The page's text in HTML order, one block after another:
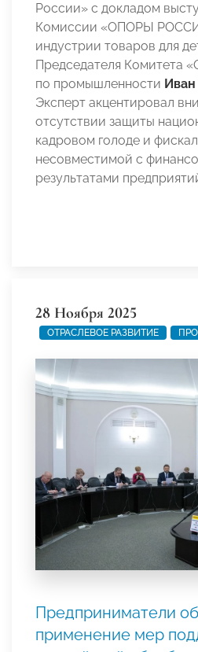
России» с докладом
Комиссии «ОПОРЫ
индустрии товаров для
Председателя
по промышленности
Эксперт акцентировал
отсутствии защиты
кадровом голоде и
несовместимой с
результатами
28 Ноября 2025
ОТРАСЛЕВОЕ РАЗВИТИЕ
Предприниматели
применение мер